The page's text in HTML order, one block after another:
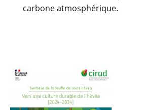
carbone atmosphérique.